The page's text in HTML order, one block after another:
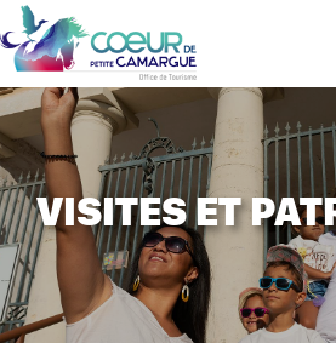
Aller
au
contenu
principal
VISITES ET